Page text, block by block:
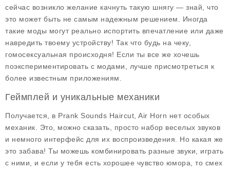
сейчас возникло желание качнуть такую шнягу — знай, что
это может быть не самым надежным решением. Иногда
такие моды могут реально испортить впечатление или даже
навредить твоему устройству! Так что будь на чеку,
гомосексуальная происходня! Если ты все же хочешь
поэкспериментировать с модами, лучше присмотреться к
более известным приложениям.
Геймплей и уникальные механики
Получается, в Prank Sounds Haircut, Air Horn нет особых
механик. Это, можно сказать, просто набор веселых звуков
и немного интерфейс для их воспроизведения. Но какая же
это забава! Ты можешь комбинировать разные звуки, играть
с ними, и если у тебя есть хорошее чувство юмора, то смех